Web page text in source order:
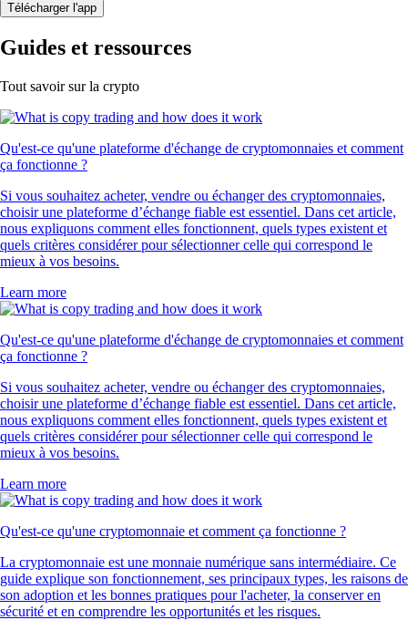
Télécharger l'app
Guides et ressources
Tout savoir sur la crypto
Qu'est-ce qu'une plateforme d'échange de cryptomonnaies et comment
ça fonctionne ?
Si vous souhaitez acheter, vendre ou échanger des cryptomonnaies,
choisir une plateforme d’échange fiable est essentiel. Dans cet article,
nous expliquons comment elles fonctionnent, quels types existent et
quels critères considérer pour sélectionner celle qui correspond le
mieux à vos besoins.
Learn more
Qu'est-ce qu'une plateforme d'échange de cryptomonnaies et comment
ça fonctionne ?
Si vous souhaitez acheter, vendre ou échanger des cryptomonnaies,
choisir une plateforme d’échange fiable est essentiel. Dans cet article,
nous expliquons comment elles fonctionnent, quels types existent et
quels critères considérer pour sélectionner celle qui correspond le
mieux à vos besoins.
Learn more
Qu'est-ce qu'une cryptomonnaie et comment ça fonctionne ?
La cryptomonnaie est une monnaie numérique sans intermédiaire. Ce
guide explique son fonctionnement, ses principaux types, les raisons de
son adoption et les bonnes pratiques pour l'acheter, la conserver en
sécurité et en comprendre les opportunités et les risques.